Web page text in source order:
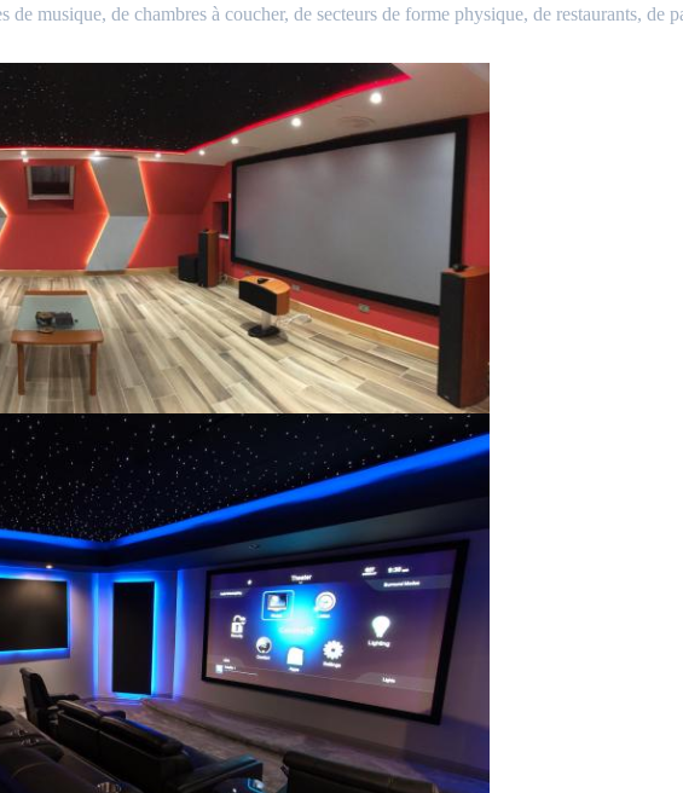
de musique, de chambres à coucher, de secteurs de forme physique, de restaurants, de